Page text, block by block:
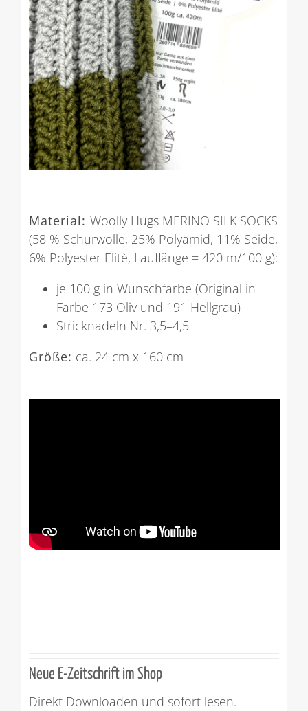
Material: Woolly Hugs MERINO SILK SOCKS
(58 % Schurwolle, 25% Polyamid, 11% Seide,
6% Polyester Elitè, Lauflänge = 420 m/100 g):
je 100 g in Wunschfarbe (Original in
Farbe 173 Oliv und 191 Hellgrau)
Stricknadeln Nr. 3,5–4,5
Größe: ca. 24 cm x 160 cm
Neue E-Zeitschrift im Shop
Direkt Downloaden und sofort lesen.